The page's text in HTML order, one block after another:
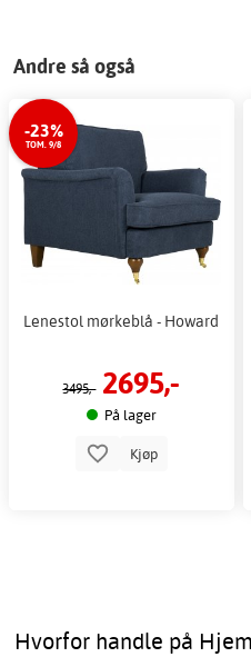
Andre så også
-23%
TOM. 9/8
Lenestol mørkeblå - Howard
3495,- 2695,-
På lager
Kjøp
Hvorfor handle på